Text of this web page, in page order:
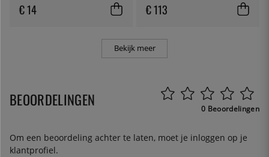
€ 14 € 113
Bekijk meer
BEOORDELINGEN 0 Beoordelingen
Om een beoordeling achter te laten, moet je inloggen op je
klantprofiel.